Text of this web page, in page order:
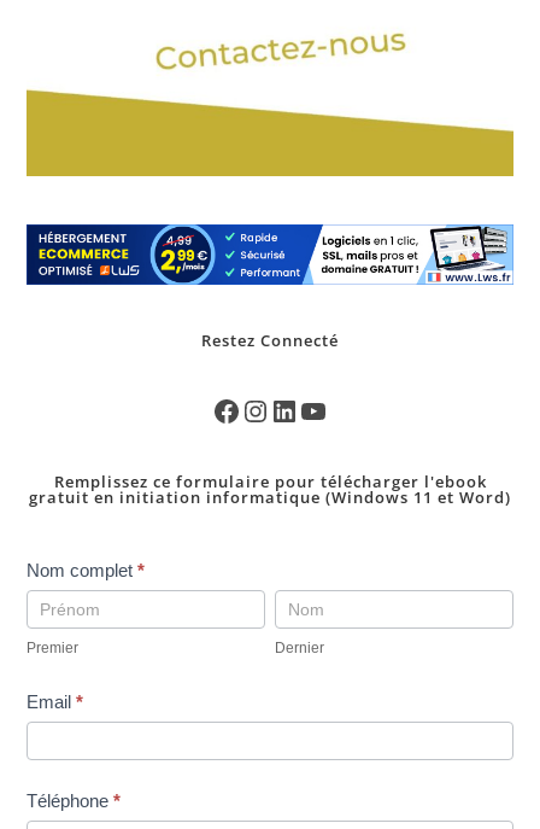
Restez Connecté
Remplissez ce formulaire pour télécharger l'ebook
gratuit en initiation informatique (Windows 11 et Word)
pop
up
telechargement
ebookINI-
Nom complet*
Premier
Premier
Dernier
Dernier
Email*
Téléphone*